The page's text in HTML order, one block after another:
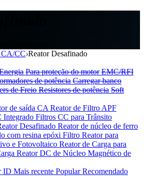
CA/CC›Reator Desafinado
Para proteção do motor EMC/RFI
de potência Carregar banco
de Freio Resistores de potência Soft
de saída CA Reator de Filtro APF
Integrado Filtros CC para Trânsito
Desafinado Reator de núcleo de ferro
com resina epóxi Filtro Reator para
e Fotovoltaico Reator de Carga para
Reator DC de Núcleo Magnético de
ID Mais recente PopularRecomendado